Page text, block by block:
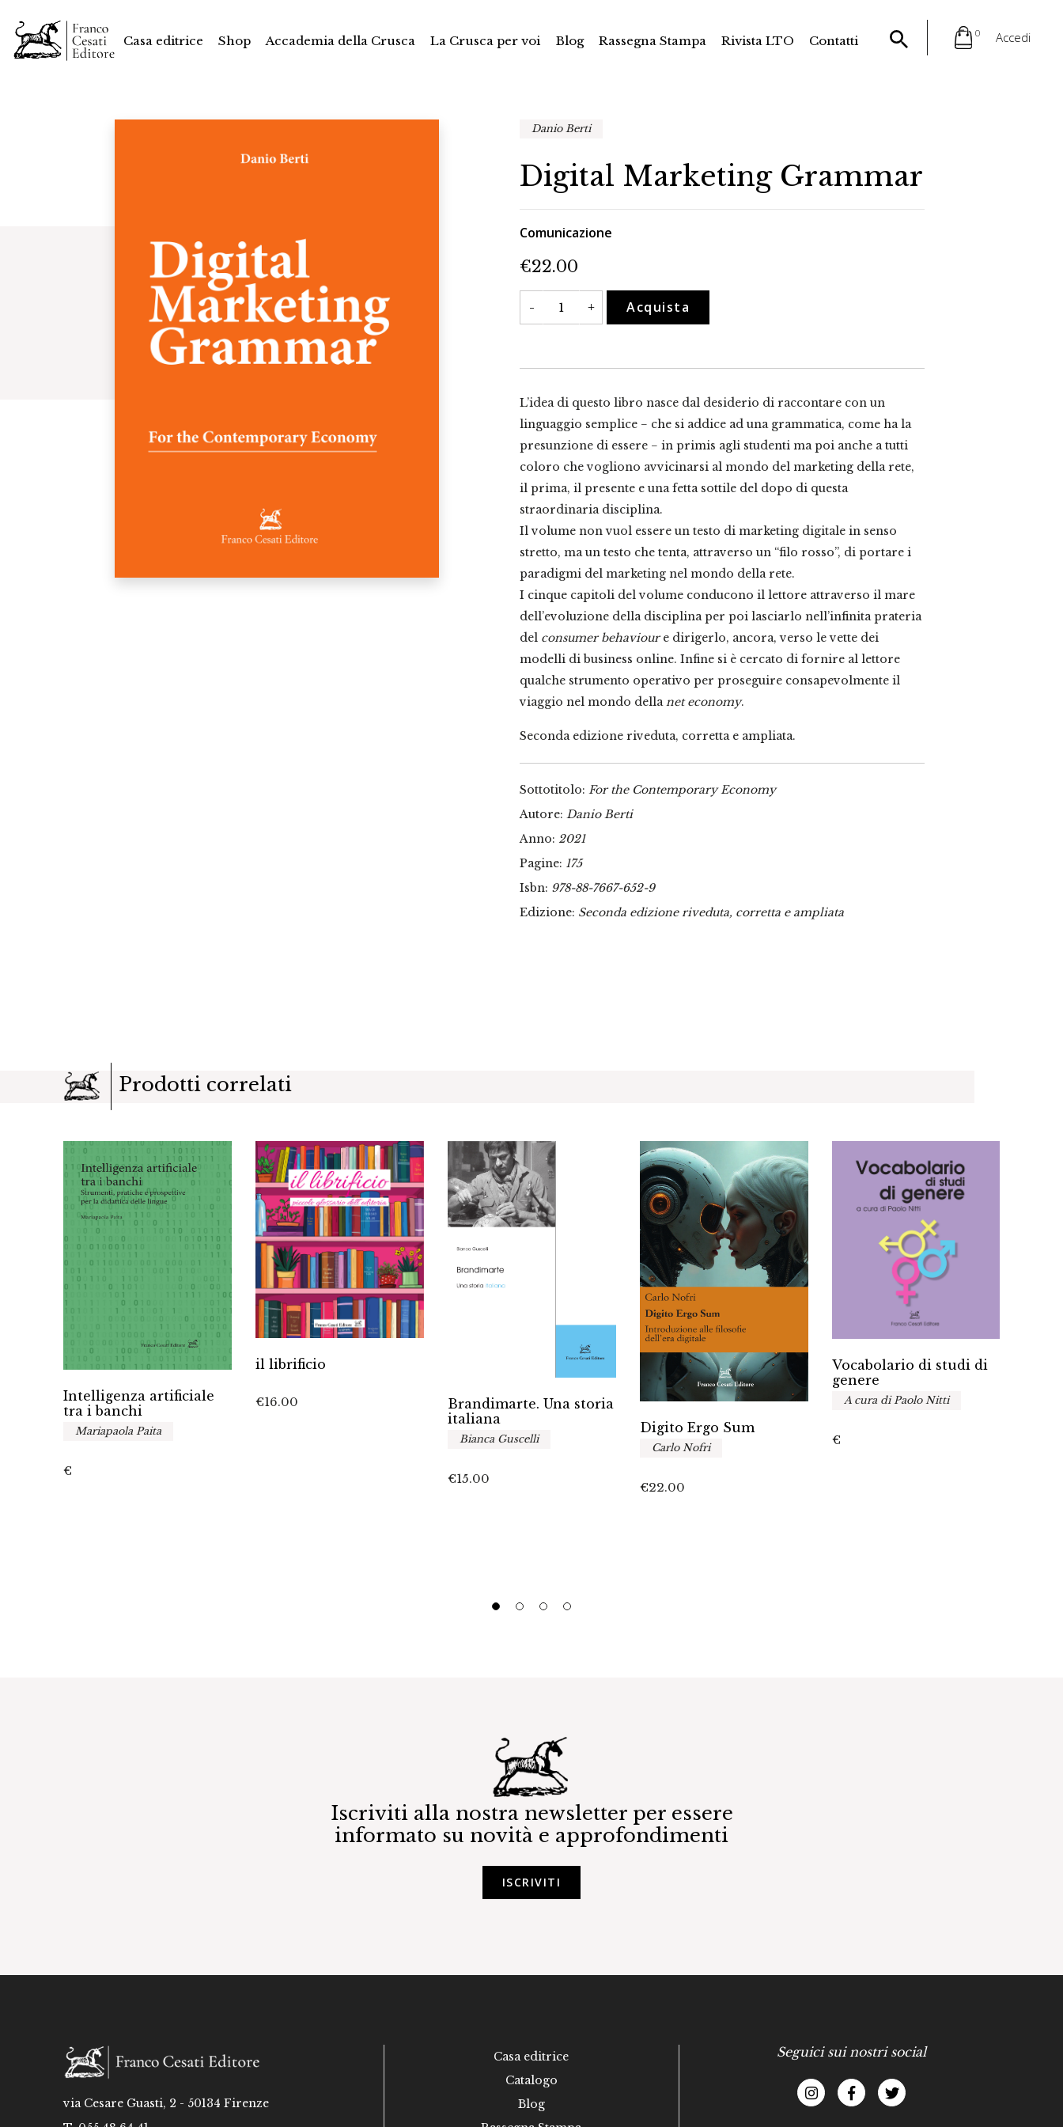
Casa editrice Shop Accademia della Crusca La Crusca per voi Blog Rassegna Stampa Rivista LTO Contatti
0 Accedi
Danio Berti
Digital Marketing Grammar
Comunicazione
€22.00
-
Digital
Marketing
Grammar
+ Acquista
L’idea di questo libro nasce dal desiderio di raccontare con un
linguaggio semplice − che si addice ad una grammatica, come ha la
presunzione di essere − in primis agli studenti ma poi anche a tutti
coloro che vogliono avvicinarsi al mondo del marketing della rete,
il prima, il presente e una fetta sottile del dopo di questa
straordinaria disciplina.
Il volume non vuol essere un testo di marketing digitale in senso
stretto, ma un testo che tenta, attraverso un “filo rosso”, di portare i
paradigmi del marketing nel mondo della rete.
I cinque capitoli del volume conducono il lettore attraverso il mare
dell’evoluzione della disciplina per poi lasciarlo nell’infinita prateria
del consumer behavioure dirigerlo, ancora, verso le vette dei
modelli di business online. Infine si è cercato di fornire al lettore
qualche strumento operativo per proseguire consapevolmente il
viaggio nel mondo della net economy.
Seconda edizione riveduta, corretta e ampliata.
Sottotitolo: For the Contemporary Economy
Autore: Danio Berti
Anno: 2021
Pagine: 175
Isbn: 978-88-7667-652-9
Edizione: Seconda edizione riveduta, corretta e ampliata
Prodotti correlati
Intelligenza artificiale
tra i banchi
Mariapaola Paita
€
il librificio
€16.00
Brandimarte. Una storia
italiana
Bianca Guscelli
€15.00
Digito Ergo Sum
Carlo Nofri
€22.00
Vocabolario di studi di
genere
A cura di Paolo Nitti
€
Iscriviti alla nostra newsletter per essere
informato su novità e approfondimenti
ISCRIVITI
via Cesare Guasti, 2 - 50134 Firenze
Casa editrice
Catalogo
Blog
Seguici sui nostri social